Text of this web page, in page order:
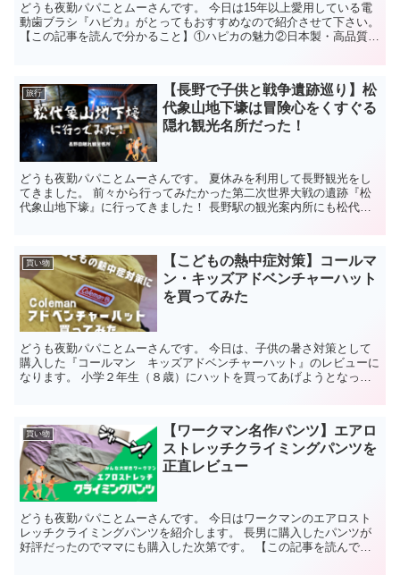
どうも夜勤パパことムーさんです。 今日は15年以上愛用している電
動歯ブラシ『ハピカ』がとってもおすすめなので紹介させて下さい。
【この記事を読んで分かること】①ハピカの魅力②日本製・高品質・
旅行
【長野で子供と戦争遺跡巡り】松
代象山地下壕は冒険心をくすぐる
隠れ観光名所だった！
どうも夜勤パパことムーさんです。 夏休みを利用して長野観光をし
てきました。 前々から行ってみたかった第二次世界大戦の遺跡『松
代象山地下壕』に行ってきました！ 長野駅の観光案内所にも松代象
買い物
【こどもの熱中症対策】コールマ
ン・キッズアドベンチャーハット
を買ってみた
どうも夜勤パパことムーさんです。 今日は、子供の暑さ対策として
購入した『コールマン キッズアドベンチャーハット』のレビューに
なります。 小学２年生（８歳）にハットを買ってあげようとなった
買い物
【ワークマン名作パンツ】エアロ
ストレッチクライミングパンツを
正直レビュー
どうも夜勤パパことムーさんです。 今日はワークマンのエアロスト
レッチクライミングパンツを紹介します。 長男に購入したパンツが
好評だったのでママにも購入した次第です。 【この記事を読んでわ